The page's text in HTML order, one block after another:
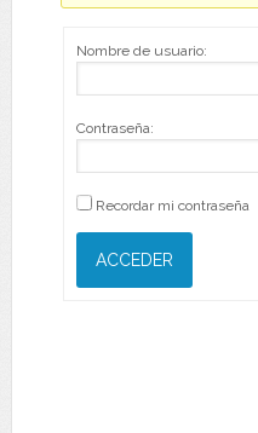
Nombre de usuario:
Contraseña:
Recordar mi contraseña
ACCEDER